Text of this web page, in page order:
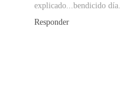
explicado...bendicido
Responder